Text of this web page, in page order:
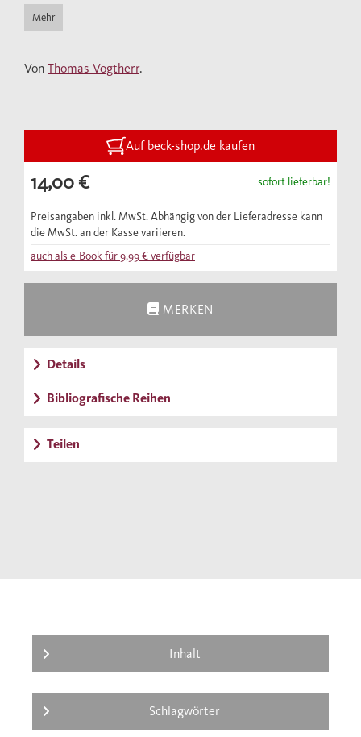
europaweiter Bedeutung. Die Personalunion
mit Großbritannien bildet einen der
europäischer Adelsgeschichte vom
Mehr
Von Thomas Vogtherr.
Auf beck-shop.de kaufen
14,00 € sofort lieferbar!
Preisangaben inkl. MwSt. Abhängig von der Lieferadresse kann
die MwSt. an der Kasse variieren.
auch als e-Book für9,99 €verfügbar
MERKEN
Details
Bibliografische Reihen
Teilen
Inhalt
Schlagwörter